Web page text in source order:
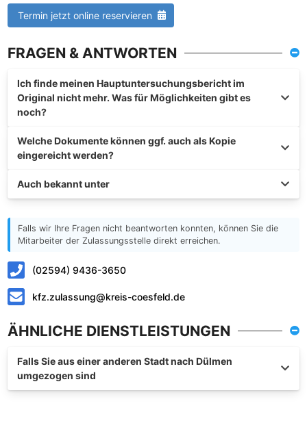
Termin jetzt online reservieren
FRAGEN & ANTWORTEN
Ich finde meinen Hauptuntersuchungsbericht im
Original nicht mehr. Was für Möglichkeiten gibt es
noch?
Welche Dokumente können ggf. auch als Kopie
eingereicht werden?
Auch bekannt unter
Falls wir Ihre Fragen nicht beantworten konnten, können Sie die
Mitarbeiter der Zulassungsstelle direkt erreichen.
(02594) 9436-3650
kfz.zulassung@kreis-coesfeld.de
ÄHNLICHE DIENSTLEISTUNGEN
Falls Sie aus einer anderen Stadt nach Dülmen
umgezogen sind